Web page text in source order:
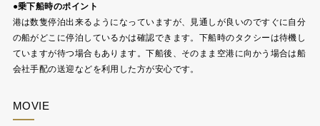
●乗下船時のポイント
港は数隻停泊出来るようになっていますが、見通しが良いのですぐに自分
の船がどこに停泊しているかは確認できます。下船時のタクシーは待機し
ていますが待つ場合もあります。下船後、そのまま空港に向かう場合は船
会社手配の送迎などを利用した方が安心です。
MOVIE